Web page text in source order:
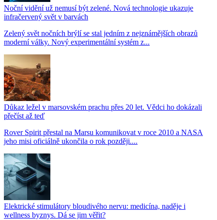
Noční vidění už nemusí být zelené. Nová technologie ukazuje
infračervený svět v barvách
Zelený svět nočních brýlí se stal jedním z nejznámějších obrazů
moderní války. Nový experimentální systém z...
Důkaz ležel v marsovském prachu přes 20 let. Vědci ho dokázali
přečíst až teď
Rover Spirit přestal na Marsu komunikovat v roce 2010 a NASA
jeho misi oficiálně ukončila o rok později....
Elektrické stimulátory bloudivého nervu: medicína, naděje i
wellness byznys. Dá se jim věřit?